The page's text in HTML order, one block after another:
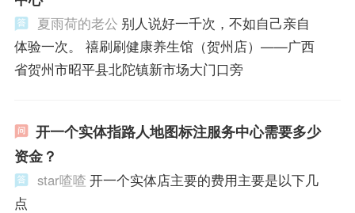
夏雨荷的老公 别人说好一千次，不如自己亲自
体验一次。 禧刷刷健康养生馆（贺州店）——广西
省贺州市昭平县北陀镇新市场大门口旁
开一个实体指路人地图标注服务中心需要多少
资金？
star喳喳 开一个实体店主要的费用主要是以下几
点